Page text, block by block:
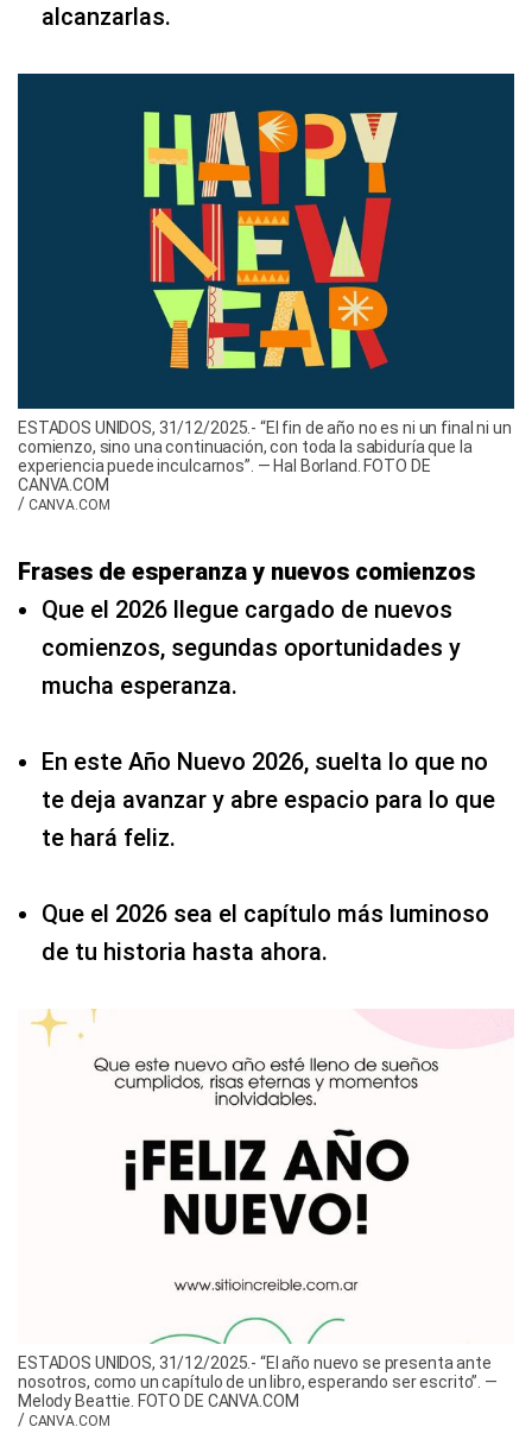
alcanzarlas.
ESTADOS UNIDOS, 31/12/2025.- “El fin de año no es ni un final ni un
comienzo, sino una continuación, con toda la sabiduría que la
experiencia puede inculcarnos”. — Hal Borland. FOTO DE
CANVA.COM
/ CANVA.COM
Frases de esperanza y nuevos comienzos
Que el 2026 llegue cargado de nuevos
comienzos, segundas oportunidades y
mucha esperanza.
En este Año Nuevo 2026, suelta lo que no
te deja avanzar y abre espacio para lo que
te hará feliz.
Que el 2026 sea el capítulo más luminoso
de tu historia hasta ahora.
ESTADOS UNIDOS, 31/12/2025.- “El año nuevo se presenta ante
nosotros, como un capítulo de un libro, esperando ser escrito”. —
Melody Beattie. FOTO DE CANVA.COM
/ CANVA.COM